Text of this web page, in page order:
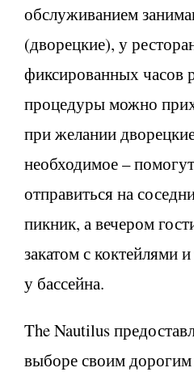
обслуживанием
(дворецкие), у
фиксированных часов
процедуры можно
при желании
необходимое –
отправиться на
пикник, а вечером
закатом с коктейлями
у бассейна.
The Nautilus
выборе своим